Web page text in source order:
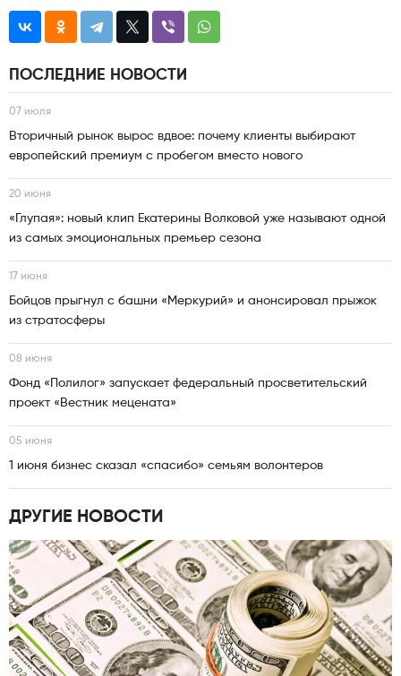
ПОСЛЕДНИЕ НОВОСТИ
07 июля
Вторичный рынок вырос вдвое: почему клиенты выбирают
европейский премиум с пробегом вместо нового
20 июня
«Глупая»: новый клип Екатерины Волковой уже называют одной
из самых эмоциональных премьер сезона
17 июня
Бойцов прыгнул с башни «Меркурий» и анонсировал прыжок
из стратосферы
08 июня
Фонд «Полилог» запускает федеральный просветительский
проект «Вестник мецената»
05 июня
1 июня бизнес сказал «спасибо» семьям волонтеров
ДРУГИЕ НОВОСТИ